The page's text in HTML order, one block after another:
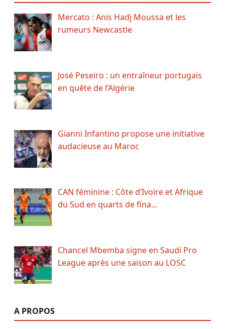
Mercato : Anis Hadj Moussa et les
rumeurs Newcastle
José Peseiro : un entraîneur portugais
en quête de l’Algérie
Gianni Infantino propose une initiative
audacieuse au Maroc
CAN féminine : Côte d’Ivoire et Afrique
du Sud en quarts de fina…
Chancel Mbemba signe en Saudi Pro
League après une saison au LOSC
A PROPOS